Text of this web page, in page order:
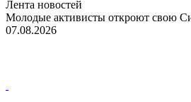
Лента новостей
Молодые активисты откроют свою
07.08.2026